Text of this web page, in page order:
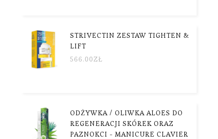
STRIVECTIN ZESTAW TIGHTEN &
LIFT
566.00ZŁ
ODŻYWKA / OLIWKA ALOES DO
REGENERACJI SKÓREK ORAZ
PAZNOKCI - MANICURE CLAVIER